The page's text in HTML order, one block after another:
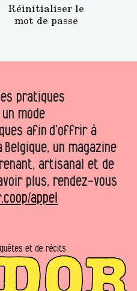
Réinitialiser le
mot de passe
pratiques
mode
afin d’offrir à
un magazine
artisanal et de
plus, rendez-vous
appel